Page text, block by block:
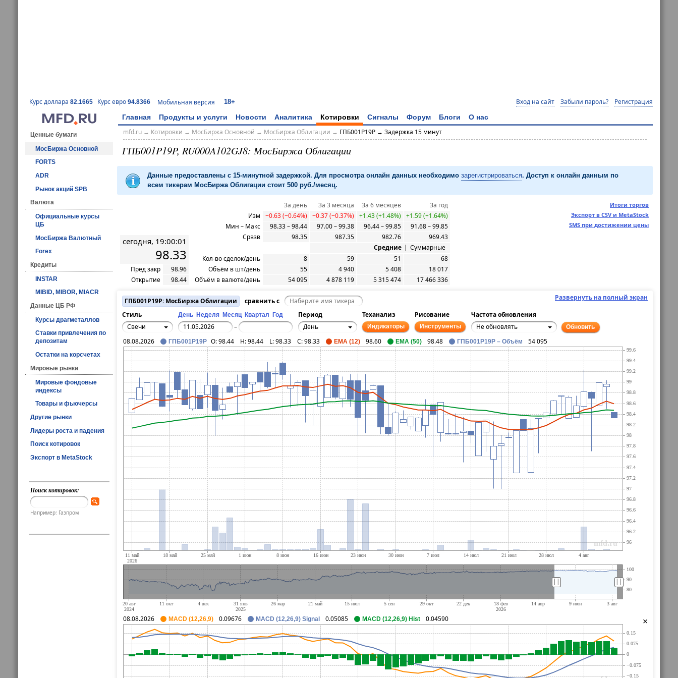
Курс доллара 82.1665 Курс евро 94.8366 Мобильная версия 18+ Вход на сайт Забыли пароль? Регистрация
Главная Продукты и услуги Новости Аналитика Котировки Сигналы Форум Блоги О нас
Ценные бумаги
МосБиржа Основной
FORTS
ADR
Рынок акций SPB
Валюта
Официальные курсы
ЦБ
МосБиржа Валютный
Forex
Кредиты
INSTAR
MIBID, MIBOR, MIACR
Данные ЦБ РФ
Курсы драгметаллов
Ставки привлечения по
депозитам
Остатки на корсчетах
Мировые рынки
Мировые фондовые
индексы
Товары и фьючерсы
Другие рынки
Лидеры роста и падения
Поиск котировок
Экспорт в MetaStock
Поиск котировок:
Например: Газпром
mfd.ru→ Котировки → МосБиржа Основной → МосБиржа Облигации → ГПБ001P19P → Задержка 15 минут
ГПБ001P19P, RU000A102GJ8: МосБиржа Облигации
Данные предоставлены с 15-минутной задержкой. Для просмотра онлайн данных необходимо зарегистрироваться. Доступ к онлайн данным по
всем тикерам МосБиржа Облигации стоит 500 руб./месяц.
Итоги торгов
Экспорт в CSV и MetaStock
SMS при достижении цены
сегодня, 19:00:01
98.33
Пред закр
98.96
Открытие
98.44
За день За 3 месяца За 6 месяцев
За год
Изм
−0.63 (−0.64%) −0.37 (−0.37%) +1.43 (+1.48%)
+1.59 (+1.64%)
Мин – Макс
98.33 – 98.44 97.00 – 99.38 96.44 – 99.85
91.68 – 99.85
Срвзв
98.35 987.35 982.76
969.43
Средние | Суммарные
Кол-во сделок/день
8 59 51
68
Объём в шт/день
55 4 940 5 408
18 017
Объём в валюте/день
54 095 4 878 119 5 315 474 17 466 336
Развернуть на полный экран
ГПБ001P19P: МосБиржа Облигации
сравнить с
Стиль
День Неделя Месяц Квартал Год Период Теханализ Рисование
Частота обновления
Свечи
– День Индикаторы Инструменты Не обновлять Обновить
|| ||
×
08.08.2026 ГПБ001P19P O:98.44 H:98.44 L:98.33 C:98.33 EMA (12) 98.60 EMA (50) 98.48 ГПБ001P19P – Объём 54 095
08.08.2026 MACD (12,26,9) 0.09676 MACD (12,26,9) Signal 0.05085 MACD (12,26,9) Hist 0.04590